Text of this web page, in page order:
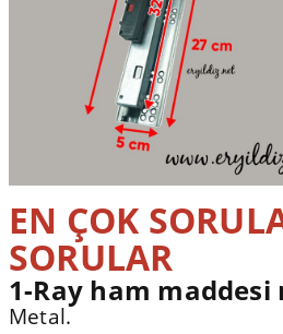
EN ÇOK
SORULAR
1-Ray ham maddesi
Metal.